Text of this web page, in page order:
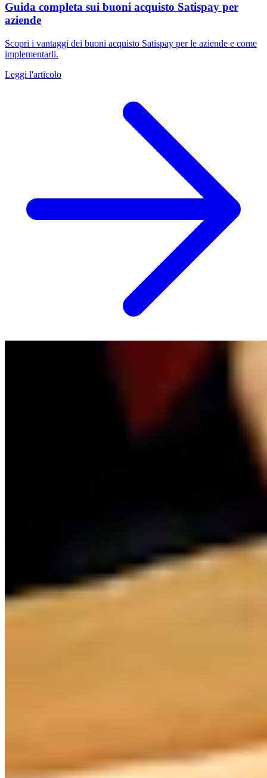
Guida completa sui buoni acquisto Satispay per
aziende
Scopri i vantaggi dei buoni acquisto Satispay per le aziende e come
implementarli.
Leggi l'articolo